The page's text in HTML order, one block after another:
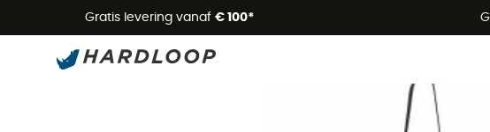
Gratis levering vanaf € 100*